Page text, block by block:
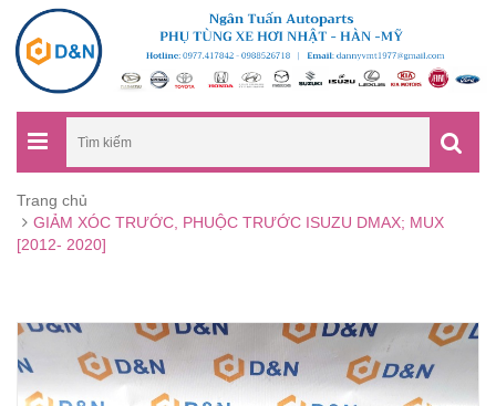
Trang chủ
GIẢM XÓC TRƯỚC, PHUỘC TRƯỚC ISUZU DMAX; MUX
[2012- 2020]